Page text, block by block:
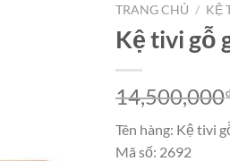
TRANG CHỦ / KỆ
Kệ tivi gỗ
14,500,000
Tên hàng: Kệ tivi
Mã số: 2692